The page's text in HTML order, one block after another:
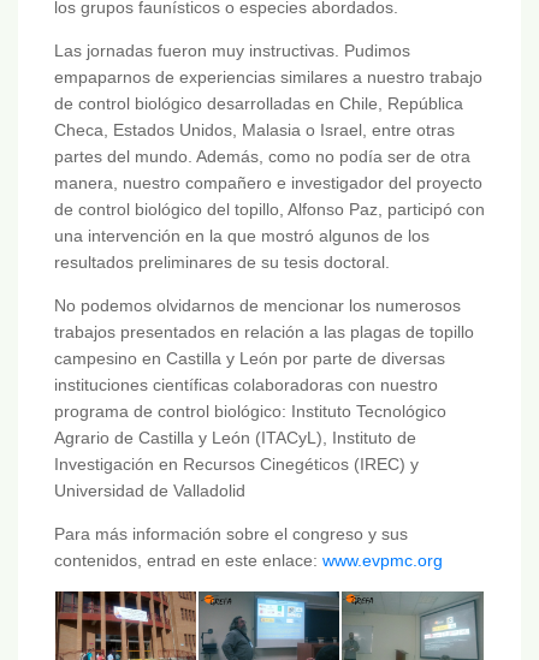
los grupos faunísticos o especies abordados.
Las jornadas fueron muy instructivas. Pudimos
empaparnos de experiencias similares a nuestro trabajo
de control biológico desarrolladas en Chile, República
Checa, Estados Unidos, Malasia o Israel, entre otras
partes del mundo. Además, como no podía ser de otra
manera, nuestro compañero e investigador del proyecto
de control biológico del topillo, Alfonso Paz, participó con
una intervención en la que mostró algunos de los
resultados preliminares de su tesis doctoral.
No podemos olvidarnos de mencionar los numerosos
trabajos presentados en relación a las plagas de topillo
campesino en Castilla y León por parte de diversas
instituciones científicas colaboradoras con nuestro
programa de control biológico: Instituto Tecnológico
Agrario de Castilla y León (ITACyL), Instituto de
Investigación en Recursos Cinegéticos (IREC) y
Universidad de Valladolid
Para más información sobre el congreso y sus
contenidos, entrad en este enlace: www.evpmc.org